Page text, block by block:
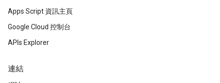
Apps Script 資訊主頁
Google Cloud 控制台
APIs Explorer
連結